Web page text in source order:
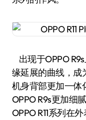
出现于OPPO
缘延展的曲线，成
机身背部更加一体
OPPO R9s更加细
OPPO R11系列在